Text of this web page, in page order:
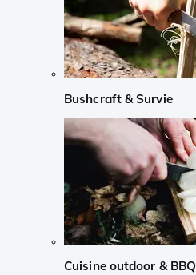
Bushcraft & Survie
Cuisine outdoor & BBQ